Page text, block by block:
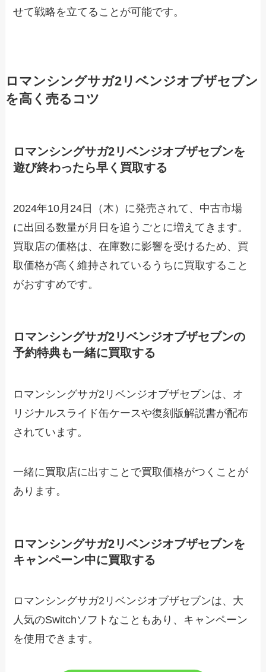
せて戦略を立てることが可能です。
ロマンシングサガ2リベンジオブザセブン
を高く売るコツ
ロマンシングサガ2リベンジオブザセブンを
遊び終わったら早く買取する
2024年10月24日（木）に発売されて、中古市場
に出回る数量が月日を追うごとに増えてきます。
買取店の価格は、在庫数に影響を受けるため、買
取価格が高く維持されているうちに買取すること
がおすすめです。
ロマンシングサガ2リベンジオブザセブンの
予約特典も一緒に買取する
ロマンシングサガ2リベンジオブザセブンは、オ
リジナルスライド缶ケースや復刻版解説書が配布
されています。
一緒に買取店に出すことで買取価格がつくことが
あります。
ロマンシングサガ2リベンジオブザセブンを
キャンペーン中に買取する
ロマンシングサガ2リベンジオブザセブンは、大
人気のSwitchソフトなこともあり、キャンペーン
を使用できます。